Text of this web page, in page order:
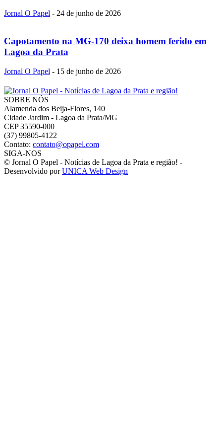
Jornal O Papel - 24 de junho de 2026
Capotamento na MG-170 deixa homem ferido em
Lagoa da Prata
Jornal O Papel - 15 de junho de 2026
SOBRE NÓS
Alamenda dos Beija-Flores, 140
Cidade Jardim - Lagoa da Prata/MG
CEP 35590-000
(37) 99805-4122
Contato: contato@opapel.com
SIGA-NOS
© Jornal O Papel - Notícias de Lagoa da Prata e região! -
Desenvolvido porUNICA Web Design